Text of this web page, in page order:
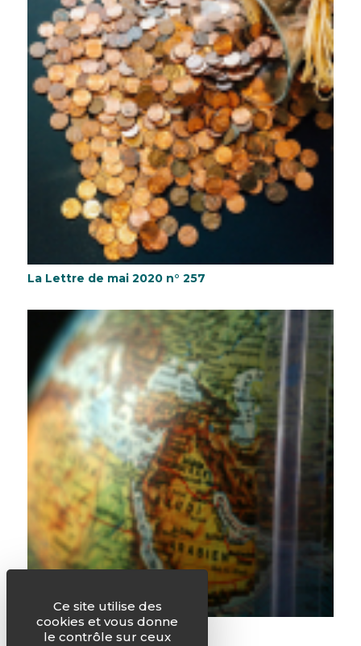
La Lettre de mai 2020 n° 257
La Lettre de juin 2017
Ce site utilise des
cookies et vous donne
le contrôle sur ceux